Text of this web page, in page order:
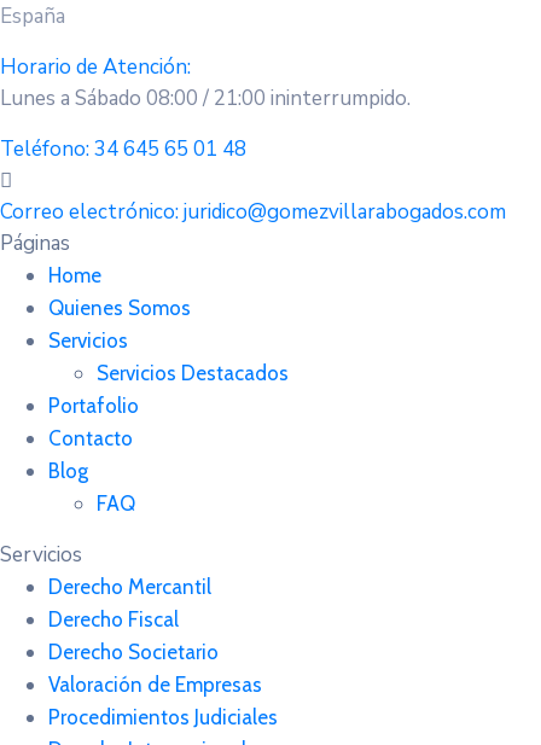
España
Horario de Atención:
Lunes a Sábado 08:00 / 21:00 ininterrumpido.
Teléfono:34 645 65 01 48
Correo electrónico:juridico@gomezvillarabogados.com
Páginas
Home
Quienes Somos
Servicios
Servicios Destacados
Portafolio
Contacto
Blog
FAQ
Servicios
Derecho Mercantil
Derecho Fiscal
Derecho Societario
Valoración de Empresas
Procedimientos Judiciales